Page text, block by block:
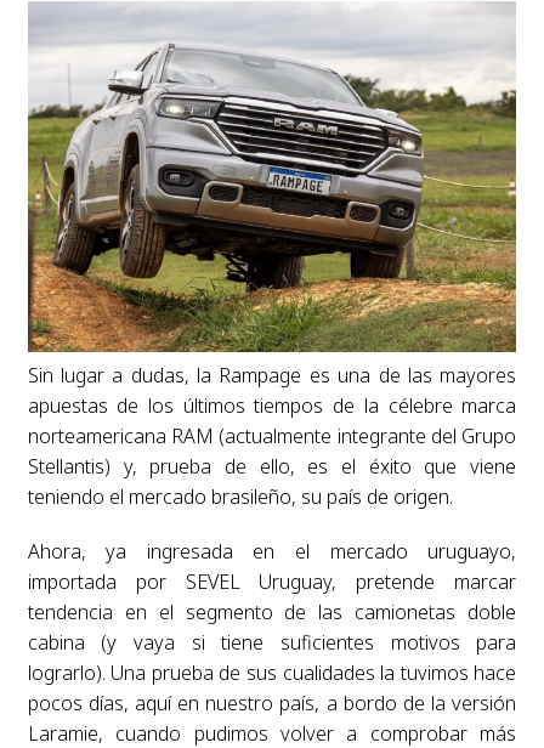
Sin lugar a dudas, la Rampage es una de las mayores
apuestas de los últimos tiempos de la célebre marca
norteamericana RAM (actualmente integrante del Grupo
Stellantis) y, prueba de ello, es el éxito que viene
teniendo el mercado brasileño, su país de origen.
Ahora, ya ingresada en el mercado uruguayo,
importada por SEVEL Uruguay, pretende marcar
tendencia en el segmento de las camionetas doble
cabina (y vaya si tiene suficientes motivos para
lograrlo). Una prueba de sus cualidades la tuvimos hace
pocos días, aquí en nuestro país, a bordo de la versión
Laramie, cuando pudimos volver a comprobar más